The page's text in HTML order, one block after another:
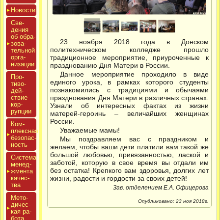
Новос­ти
Све­
дения
об об­ра­
зова­
тель­ной
ор­га­
низа­ции
Про­
тиво­
дей­
ствие
кор­
рупции
Ком­
плексная
бе­зопас­
ность
Сис­те­ма
ме­нед­
жмен­та
ка­чес­
тва
Мето­
дичес­
кая ра­
бота
23 ноября 2018 года в Донском
политехническом колледже прошло
традиционное мероприятие, приуроченные к
празднованию Дня Матери в России.
Данное мероприятие проходило в виде
единого урока, в рамках которого студенты
познакомились с традициями и обычаями
празднования Дня Матери в различных странах.
Узнали об интересных фактах из жизни
матерей-героинь – величайших женщинах
России.
Уважаемые мамы!
Мы поздравляем вас с праздником и
желаем, чтобы ваши дети платили вам такой же
большой любовью, привязанностью, лаской и
заботой, которую в свое время вы отдали им
без остатка! Крепкого вам здоровья, долгих лет
жизни, радости и гордости за своих детей!
Зав. отделением Е.А. Офицерова
Опубликовано: 23 ноя 2018г.